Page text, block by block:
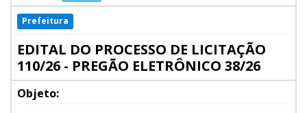
Prefeitura
EDITAL DO PROCESSO DE LICITAÇÃO
110/26 - PREGÃO ELETRÔNICO 38/26
Objeto: